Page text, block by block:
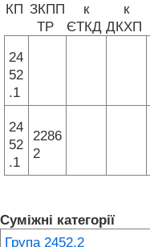
КП ЗКПП
ТР
к
ЄТКД
к
ДКХП
24
52
.1
24
52
.1
2286
2
Суміжні категорії
Група 2452.2